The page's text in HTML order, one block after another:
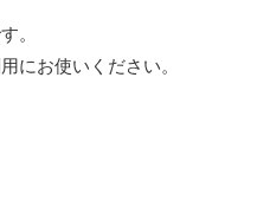
。
にお使いください。